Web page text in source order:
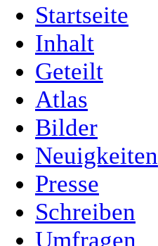
Startseite
Inhalt
Geteilt
Atlas
Bilder
Neuigkeiten
Presse
Schreiben
Umfragen